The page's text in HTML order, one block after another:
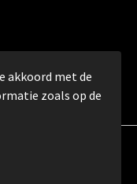
akkoord met de
zoals op de